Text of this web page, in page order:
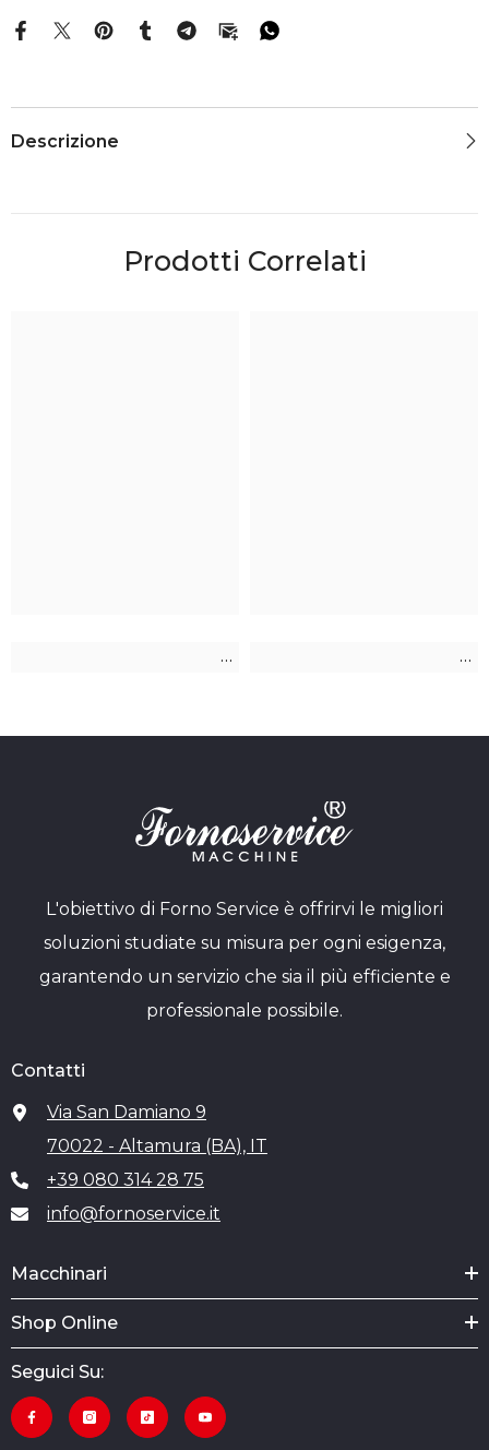
Descrizione
Prodotti Correlati
L'obiettivo di Forno Service è offrirvi le migliori
soluzioni studiate su misura per ogni esigenza,
garantendo un servizio che sia il più efficiente e
professionale possibile.
Contatti
Via San Damiano 9
70022 - Altamura (BA), IT
+39 080 314 28 75
info@fornoservice.it
Macchinari
Shop Online
Seguici Su: